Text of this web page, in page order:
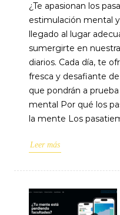
¿Te apasionan los
estimulación mental
llegado al lugar
sumergirte en
diarios. Cada día, te
fresca y desafiante
que pondrán a
mental Por qué los
la mente Los
Leer más